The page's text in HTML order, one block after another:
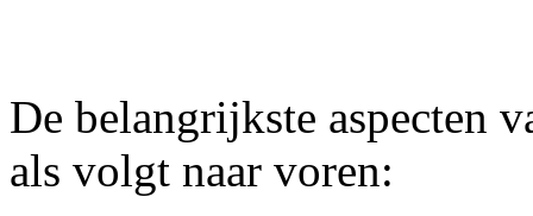
De belangrijkste aspecten
als volgt naar voren: